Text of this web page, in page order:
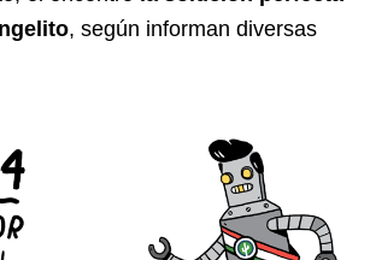
, según informan diversas